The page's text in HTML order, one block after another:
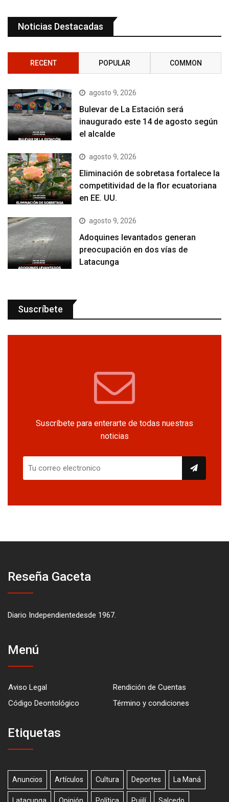
Noticias Destacadas
RECENT POPULAR COMMON
agosto 9, 2026
Bulevar de La Estación será
inaugurado este 14 de agosto según
el alcalde
agosto 9, 2026
Eliminación de sobretasa fortalece la
competitividad de la flor ecuatoriana
en EE. UU.
agosto 9, 2026
Adoquines levantados generan
preocupación en dos vías de
Latacunga
Suscríbete
Suscríbete para enterarte de todas nuestras
noticias
Reseña Gaceta
Diario Independientedesde 1967.
Menú
Aviso Legal
Rendición de Cuentas
Código Deontológico
Término y condiciones
Etiquetas
Anuncios Artículos Cultura Deportes La Maná
Latacunga Opinión Política Pujilí Salcedo